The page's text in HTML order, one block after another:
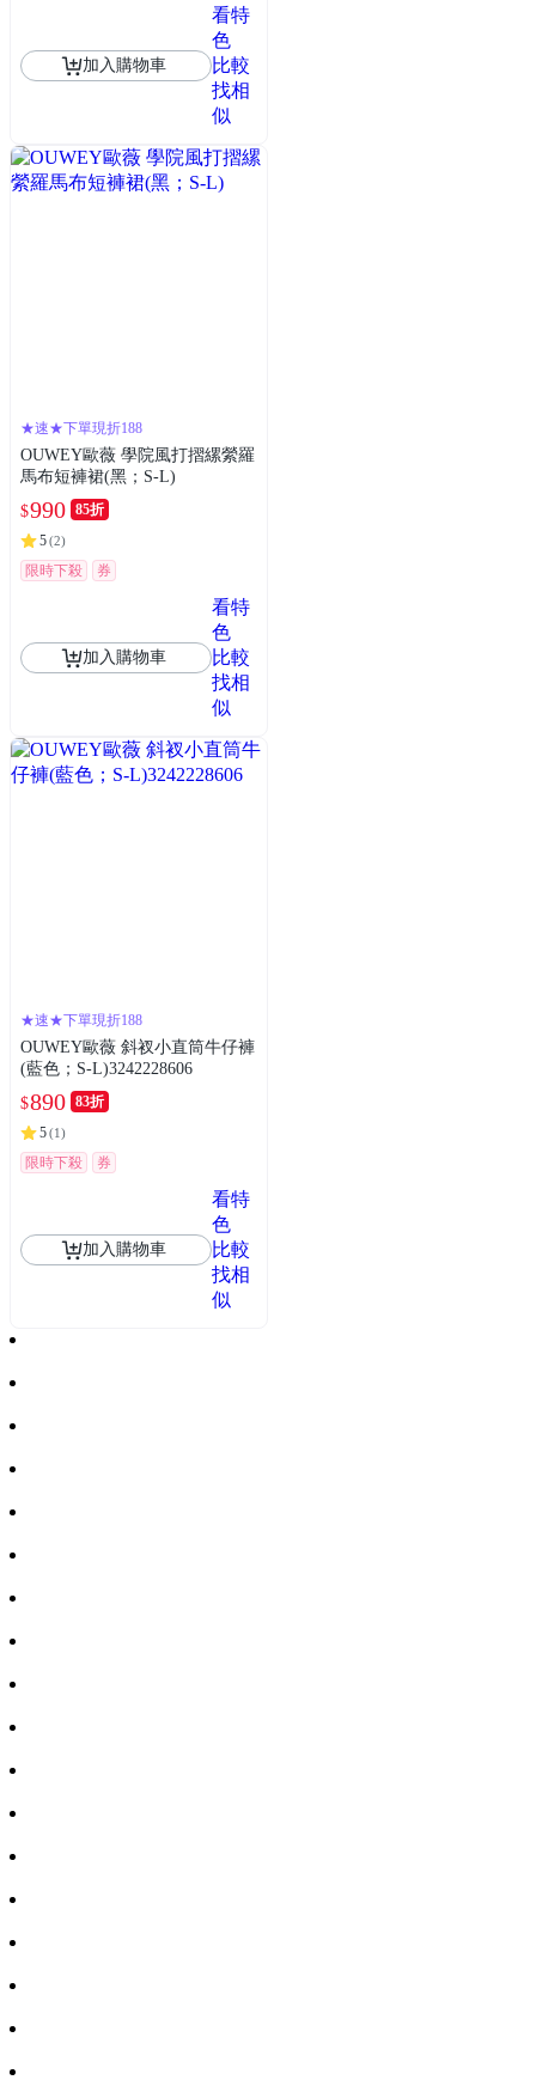
加入購物車
看特
色
比較
找相
似
★速★下單現折188
OUWEY歐薇 學院風打摺縲縈羅
馬布短褲裙(黑；S-L)
$990 85折
5(2)
限時下殺 券
加入購物車
看特
色
比較
找相
似
★速★下單現折188
OUWEY歐薇 斜衩小直筒牛仔褲
(藍色；S-L)3242228606
$890 83折
5(1)
限時下殺 券
加入購物車
看特
色
比較
找相
似